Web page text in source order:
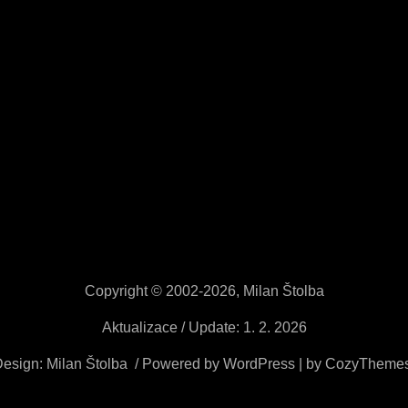
Copyright © 2002-2026, Milan Štolba
Aktualizace / Update: 1. 2. 2026
Milan Štolba / Powered by WordPress | by